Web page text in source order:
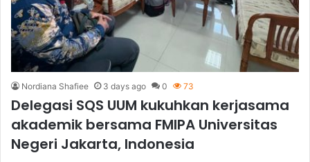
Nordiana Shafiee 3 days ago 0 73
Delegasi SQS UUM kukuhkan kerjasama
akademik bersama FMIPA Universitas
Negeri Jakarta, Indonesia